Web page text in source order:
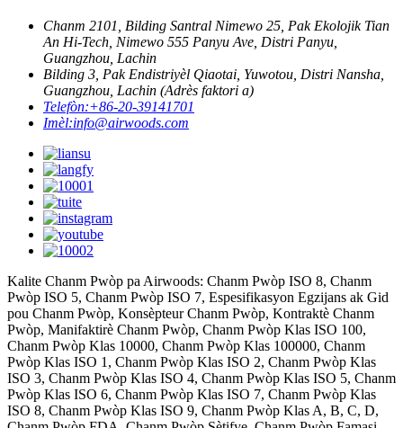
Chanm 2101, Bilding Santral Nimewo 25, Pak Ekolojik Tian
An Hi-Tech, Nimewo 555 Panyu Ave, Distri Panyu,
Guangzhou, Lachin
Bilding 3, Pak Endistriyèl Qiaotai, Yuwotou, Distri Nansha,
Guangzhou, Lachin (Adrès faktori a)
Telefòn:+86-20-39141701
Imèl:info@airwoods.com
Kalite Chanm Pwòp pa Airwoods: Chanm Pwòp ISO 8, Chanm
Pwòp ISO 5, Chanm Pwòp ISO 7, Espesifikasyon Egzijans ak Gid
pou Chanm Pwòp, Konsèpteur Chanm Pwòp, Kontraktè Chanm
Pwòp, Manifaktirè Chanm Pwòp, Chanm Pwòp Klas ISO 100,
Chanm Pwòp Klas 10000, Chanm Pwòp Klas 100000, Chanm
Pwòp Klas ISO 1, Chanm Pwòp Klas ISO 2, Chanm Pwòp Klas
ISO 3, Chanm Pwòp Klas ISO 4, Chanm Pwòp Klas ISO 5, Chanm
Pwòp Klas ISO 6, Chanm Pwòp Klas ISO 7, Chanm Pwòp Klas
ISO 8, Chanm Pwòp Klas ISO 9, Chanm Pwòp Klas A, B, C, D,